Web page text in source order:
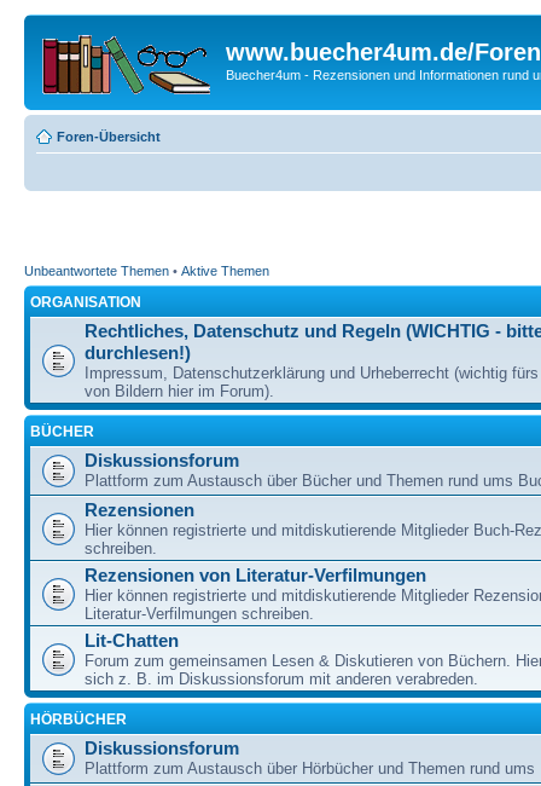
www.buecher4um.de/Foren
Buecher4um - Rezensionen und Informationen rund
Foren-Übersicht
Unbeantwortete Themen • Aktive Themen
ORGANISATION
Rechtliches, Datenschutz und Regeln (WICHTIG -
durchlesen!)
Impressum, Datenschutzerklärung und Urheberrecht (wichtig
von Bildern hier im Forum).
BÜCHER
Diskussionsforum
Plattform zum Austausch über Bücher und Themen rund ums
Rezensionen
Hier können registrierte und mitdiskutierende Mitglieder Buch-
schreiben.
Rezensionen von Literatur-Verfilmungen
Hier können registrierte und mitdiskutierende Mitglieder
Literatur-Verfilmungen schreiben.
Lit-Chatten
Forum zum gemeinsamen Lesen & Diskutieren von Büchern.
sich z. B. im Diskussionsforum mit anderen verabreden.
HÖRBÜCHER
Diskussionsforum
Plattform zum Austausch über Hörbücher und Themen rund ums